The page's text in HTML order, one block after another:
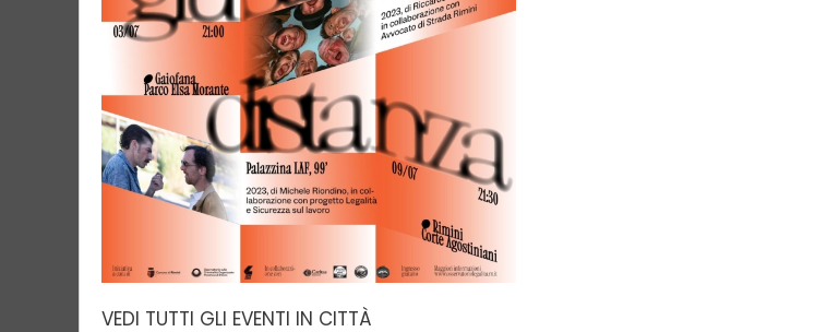
VEDI TUTTI GLI EVENTI IN CITTÀ